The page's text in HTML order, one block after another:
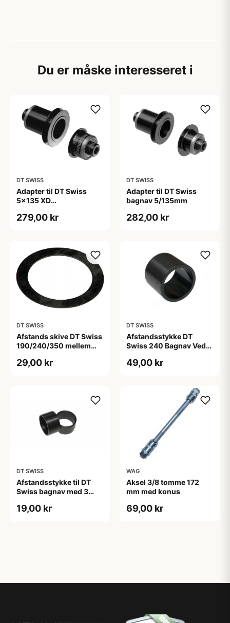
Du er måske interesseret i
DT SWISS
Adapter til DT Swiss
5x135 XD
279,00 kr
DT SWISS
Adapter til DT Swiss
bagnav 5/135mm
282,00 kr
DT SWISS
Afstands skive DT Swiss
190/240/350 mellem
gevindring
29,00 kr
DT SWISS
Afstandsstykke DT
Swiss 240 Bagnav Ved
49,00 kr
DT SWISS
Afstandsstykke til DT
Swiss bagnav med 3
19,00 kr
WAG
Aksel 3/8 tomme 172
mm med konus
69,00 kr